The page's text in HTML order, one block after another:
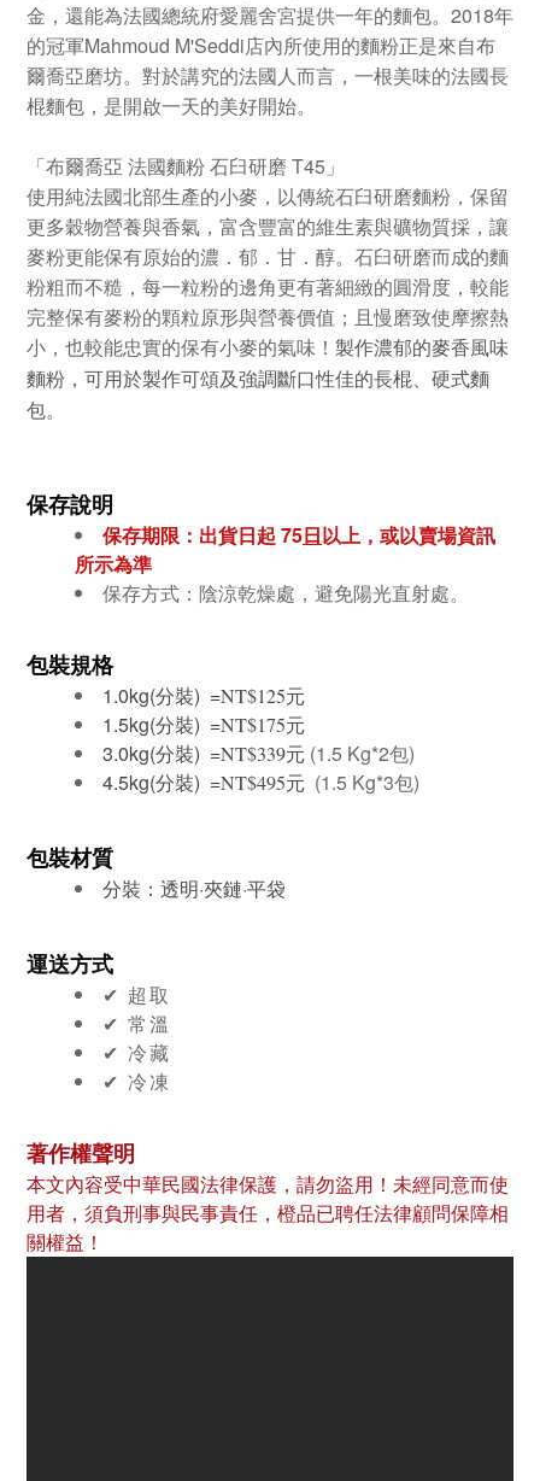
金，還能為法國總統府愛麗舍宮提供一年的麵包。2018年
的冠軍Mahmoud M'Seddi店內所使用的麵粉正是來自布
爾喬亞磨坊。對於講究的法國人而言，一根美味的法國長
棍麵包，是開啟一天的美好開始。
「布爾喬亞 法國麵粉 石臼研磨 T45」
使用純法國北部生產的小麥，以傳統石臼研磨麵粉，保留
更多穀物營養與香氣，富含豐富的維生素與礦物質採，讓
麥粉更能保有原始的濃．郁．甘．醇。石臼研磨而成的麵
粉粗而不糙，每一粒粉的邊角更有著細緻的圓滑度，較能
完整保有麥粉的顆粒原形與營養價值；且慢磨致使摩擦熱
小，也較能忠實的保有小麥的氣味！ 製作濃郁的麥香風味
麵粉，可用於製作可頌及強調斷口性佳的長棍、硬式麵
包。
保存說明
保存期限：出貨日起 75日以上，或以賣場資訊
所示為準
保存方式：陰涼乾燥處，避免陽光直射處。
包裝規格
1.0kg(分裝) =NT$125元
1.5kg(分裝) =NT$175元
3.0kg(分裝) =NT$339元 (1.5 Kg*2包)
4.5kg(分裝) =NT$495元 (1.5 Kg*3包)
包裝材質
分裝：透明·夾鏈·平袋
運送方式
✔︎ 超取
✔︎ 常溫
✔︎ 冷藏
✔︎ 冷凍
著作權聲明
本文內容受中華民國法律保護，請勿盜用！未經同意而使
用者，須負刑事與民事責任，橙品已聘任法律顧問保障相
關權益！